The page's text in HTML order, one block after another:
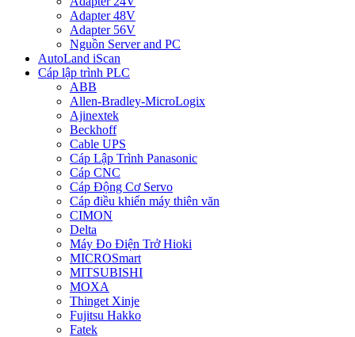
Adapter 48V
Adapter 56V
Nguồn Server and PC
AutoLand iScan
Cáp lập trình PLC
ABB
Allen-Bradley-MicroLogix
Ajinextek
Beckhoff
Cable UPS
Cáp Lập Trình Panasonic
Cáp CNC
Cáp Động Cơ Servo
Cáp điều khiển máy thiên văn
CIMON
Delta
Máy Đo Điện Trở Hioki
MICROSmart
MITSUBISHI
MOXA
Thinget Xinje
Fujitsu Hakko
Fatek